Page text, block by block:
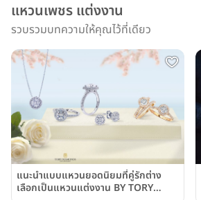
แหวนเพชร แต่งงาน
รวบรวมบทความให้คุณไว้ที่เดียว
แนะนําแบบแหวนยอดนิยมที่คู่รักต่าง
เลือกเป็นแหวนแต่งงาน BY TORY